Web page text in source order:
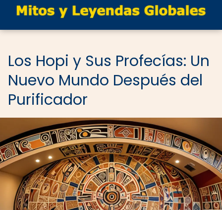
Los Hopi y Sus Profecías: Un
Nuevo Mundo Después del
Purificador